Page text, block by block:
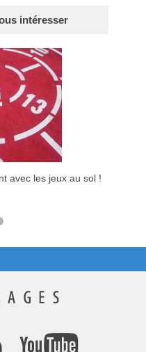
intéresser
avec les jeux au sol !